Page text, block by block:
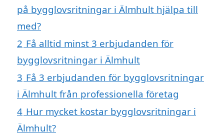
på bygglovsritningar i Älmhult hjälpa till
med?
2 Få alltid minst 3 erbjudanden för
bygglovsritningar i Älmhult
3 Få 3 erbjudanden för bygglovsritningar
i Älmhult från professionella företag
4 Hur mycket kostar bygglovsritningar i
Älmhult?